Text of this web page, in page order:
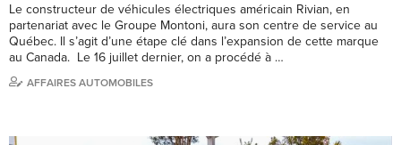
Le constructeur de véhicules électriques américain Rivian, en
partenariat avec le Groupe Montoni, aura son centre de service au
Québec. Il s’agit d’une étape clé dans l’expansion de cette marque
au Canada. Le 16 juillet dernier, on a procédé à …
AFFAIRES AUTOMOBILES